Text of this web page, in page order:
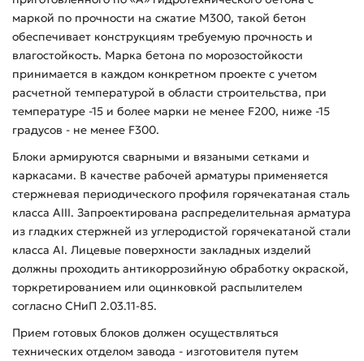
маркой по прочности на сжатие М300, такой бетон
обеспечивает конструкциям требуемую прочность и
влагостойкость. Марка бетона по морозостойкости
принимается в каждом конкретном проекте с учетом
расчетной температурой в области строительства, при
температуре -15 и более марки не менее F200, ниже -15
градусов - не менее F300.
Блоки армируются сварными и вязаными сетками и
каркасами. В качестве рабочей арматуры применяется
стержневая периодического профиля горячекатаная сталь
класса АIII. Запроектирована распределительная арматура
из гладких стержней из углеродистой горячекатаной стали
класса АI. Лицевые поверхности закладных изделий
должны проходить антикоррозийную обработку окраской,
торкретированием или оцинковкой распылителем
согласно СНиП 2.03.11-85.
Прием готовых блоков должен осуществляться
технических отделом завода - изготовителя путем